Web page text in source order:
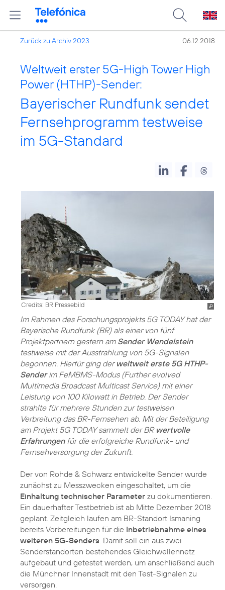
Zurück zu Archiv 2023 06.12.2018
Weltweit erster 5G-High Tower High
Power (HTHP)-Sender:
Bayerischer Rundfunk sendet
Fernsehprogramm testweise
im 5G-Standard
Credits: BR Pressebild
Im Rahmen des Forschungsprojekts 5G TODAY hat der
Bayerische Rundfunk (BR) als einer von fünf
Projektpartnern gestern am Sender Wendelstein
testweise mit der Ausstrahlung von 5G-Signalen
begonnen. Hierfür ging der weltweit erste 5G HTHP-
Senderim FeMBMS-Modus (Further evolved
Multimedia Broadcast Multicast Service) mit einer
Leistung von 100 Kilowatt in Betrieb. Der Sender
strahlte für mehrere Stunden zur testweisen
Verbreitung das BR-Fernsehen ab. Mit der Beteiligung
am Projekt 5G TODAY sammelt der BR wertvolle
Erfahrungenfür die erfolgreiche Rundfunk- und
Fernsehversorgung der Zukunft.
Der von Rohde & Schwarz entwickelte Sender wurde
zunächst zu Messzwecken eingeschaltet, um die
Einhaltung technischer Parameter zu dokumentieren.
Ein dauerhafter Testbetrieb ist ab Mitte Dezember 2018
geplant. Zeitgleich laufen am BR-Standort Ismaning
bereits Vorbereitungen für die Inbetriebnahme eines
weiteren 5G-Senders . Damit soll ein aus zwei
Senderstandorten bestehendes Gleichwellennetz
aufgebaut und getestet werden, um anschließend auch
die Münchner Innenstadt mit den Test-Signalen zu
versorgen.